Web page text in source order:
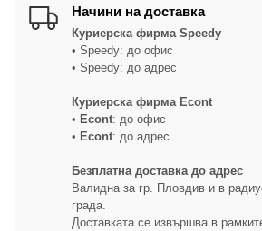
Начини на доставка
Куриерска фирма Speedy
• Speedy: до офис
• Speedy: до адрес
Куриерска фирма Econt
• Econt: до офис
• Econt: до адрес
Безплатна доставка до адрес
Валидна за гр. Пловдив и в
града.
Доставката се извършва в